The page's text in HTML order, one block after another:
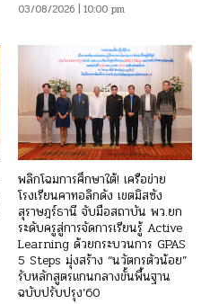
03/08/2026 | 10:00 pm
พลิกโฉมการศึกษาใต้! เครือข่าย
โรงเรียนคาทอลิกดัง เขตมิสซัง
สุราษฎร์ธานี จับมือสถาบัน พว.ยก
ระดับครูสู่การจัดการเรียนรู้ Active
Learning ด้วยกระบวนการ GPAS
5 Steps มุ่งสร้าง “นวัตกรตัวน้อย”
รับหลักสูตรแกนกลางขั้นพื้นฐาน
ฉบับปรับปรุง’60